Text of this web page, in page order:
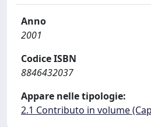
Anno
2001
Codice ISBN
8846432037
Appare nelle tipologie:
2.1 Contributo in volume